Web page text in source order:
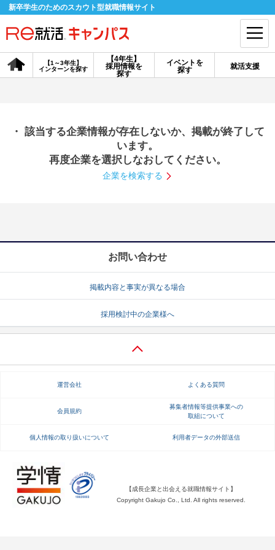
新卒学生のためのスカウト型就職情報サイト
【4年生】
採用情報を
探す
【1～3年生】
インターンを探す
イベントを
探す
就活支援
会員登録 ログイン
探す
【4年生】
説明会を探す
就活ノウハウ・サポート
就活ノウハウが満載！ お役立ち記事・相談室など
就活ニュースペーパー よくある質問
不明点があればこちら
・ 該当する企業情報が存在しないか、掲載が終了して
います。
再度企業を選択しなおしてください。
企業を検索する
お問い合わせ
掲載内容と事実が異なる場合
採用検討中の企業様へ
運営会社 よくある質問
会員規約
募集者情報等提供事業への
取組について
個人情報の取り扱いについて 利用者データの外部送信
【成長企業と出会える就職情報サイト】
Copyright Gakujo Co., Ltd. All rights reserved.